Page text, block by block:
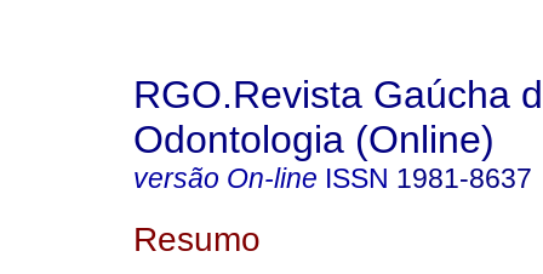
RGO.Revista Gaúcha
Odontologia (Online)
versão On-line ISSN 1981-8637
Resumo